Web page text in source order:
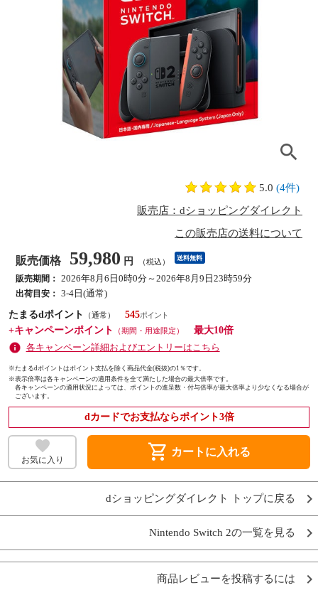
5.0 (4件)
販売店：dショッピングダイレクト
この販売店の送料について
販売価格 59,980 円 （税込） 送料無料
販売期間： 2026年8月6日0時0分～2026年8月9日23時59分
出荷目安： 3-4日(通常)
たまるdポイント
（通常）
545
+キャンペーンポイント
（期間・用途限定）
最大10倍
各キャンペーン詳細およびエントリーはこちら
※たまるdポイントはポイント支払を除く商品代金(税抜)の1％です。
※表示倍率は各キャンペーンの適用条件を全て満たした場合の最大倍率です。
各キャンペーンの適用状況によっては、ポイントの進呈数・付与倍率が最大倍率より少なくなる場合が
ございます。
dカードでお支払ならポイント3倍
お気に入り shopping_cart カートに入れる
dショッピングダイレクト トップに戻る
Nintendo Switch 2の一覧を見る
商品レビューを投稿するには